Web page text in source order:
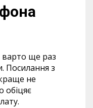
варто ще раз
Посилання з
не
обіцяє